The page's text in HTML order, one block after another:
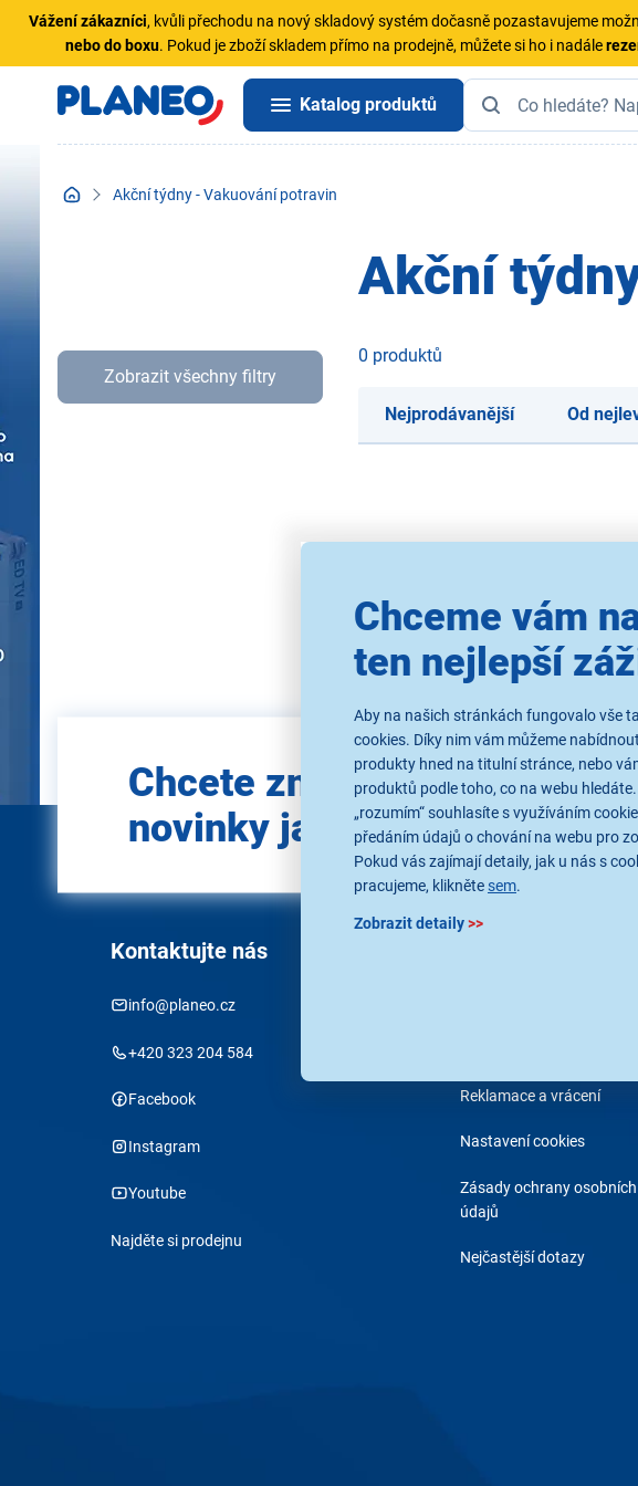
Chceme vám
ten nejlepší
Aby na našich stránkách fungovalo vše
cookies. Díky nim vám můžeme
produkty hned na titulní stránce, nebo
produktů podle toho, co na webu
„rozumím“ souhlasíte s využíváním
předáním údajů o chování na webu pro
Pokud vás zajímají detaily, jak u nás s
pracujeme, klikněte sem.
Zobrazit detaily>>
Vážení zákazníci, kvůli přechodu na nový skladový systém dočasně pozastavujeme
nebo do boxu. Pokud je zboží skladem přímo na prodejně, můžete si ho i nadále
Katalog produktů
Akční týdny - Vakuování potravin
Akční
Zobrazit všechny filtry
0 produktů
Nejprodávanější Od
Použité obrázky jsou
e-mail
Chcete znát všechny
novinky jako první?
Rádi
akce a
váš e-
Kontaktujte nás
info@planeo.cz
+420 323 204 584
Facebook
Instagram
Youtube
Najděte si prodejnu
Reklamace a vrácení
Nastavení cookies
Zásady ochrany osobních
údajů
Nejčastější dotazy